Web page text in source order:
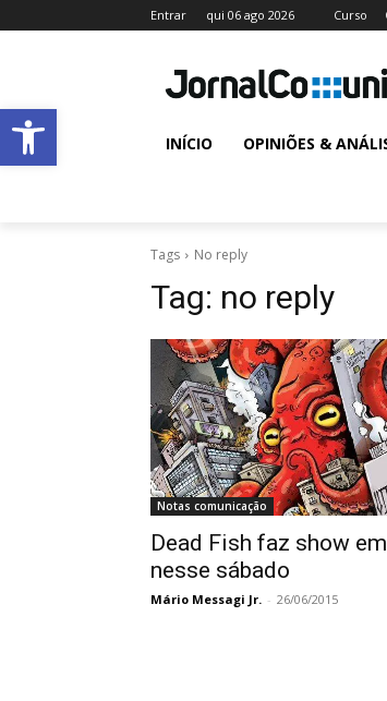
Abrir a barra de ferramentas
Entrar qui 06 ago 2026 Curso
INÍCIO OPINIÕES &
Tags No reply
Tag: no reply
Notas comunicação
Dead Fish faz show
nesse sábado
Mário Messagi Jr. - 26/06/2015